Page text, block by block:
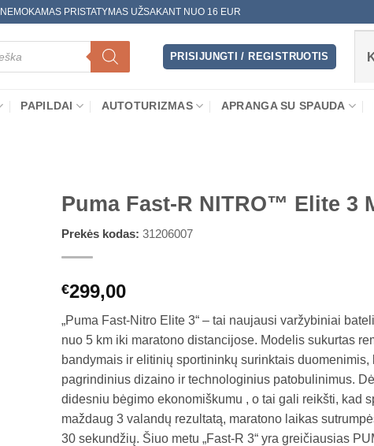
NEMOKAMAS PRISTATYMAS UŽSAKANT NUO 16 EUR
PRISIJUNGTI / REGISTRUOTIS
PAPILDAI AUTOTURIZMAS APRANGA SU SPAUDA
Puma Fast-R NITRO™ Elite 3
Prekės kodas: 31206007
€299,00
„Puma Fast-Nitro Elite 3“ – tai naujausi varžybiniai
nuo 5 km iki maratono distancijose. Modelis sukurtas
bandymais ir elitinių sportininkų surinktais duomenimis,
pagrindinius dizaino ir technologinius patobulinimus.
didesniu bėgimo ekonomiškumu , o tai gali reikšti, kad
maždaug 3 valandų rezultatą, maratono laikas
30 sekundžių. Šiuo metu „Fast-R 3“ yra greičiausias